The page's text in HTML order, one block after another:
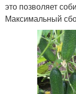
это позволяет
Максимальный